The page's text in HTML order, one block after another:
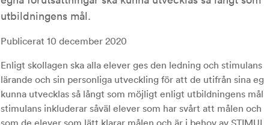
utbildningens mål.
Publicerat 10 december 2020
Enligt skollagen ska alla elever ges den ledning och
lärande och sin personliga utveckling för att de utifrån sina
kunna utvecklas så långt som möjligt enligt utbildningens
stimulans inkluderar såväl elever som har svårt att målen
som de elever som lätt klarar målen och är i behov av